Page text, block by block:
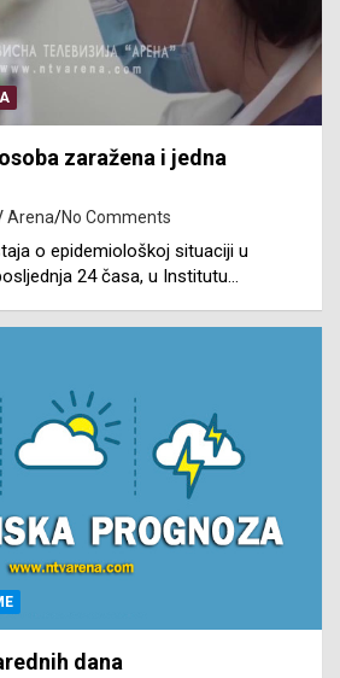
zaražena i jedna
Arena No Comments
o epidemiološkoj situaciji u
24 časa, u Institutu…
dana